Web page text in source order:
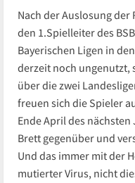
Nach der Auslosung
den 1.Spielleiter des
Bayerischen Ligen in
derzeit noch ungenutzt,
über die zwei
freuen sich die Spieler
Ende April des
Brett gegenüber und
Und das immer mit der
mutierter Virus, nicht